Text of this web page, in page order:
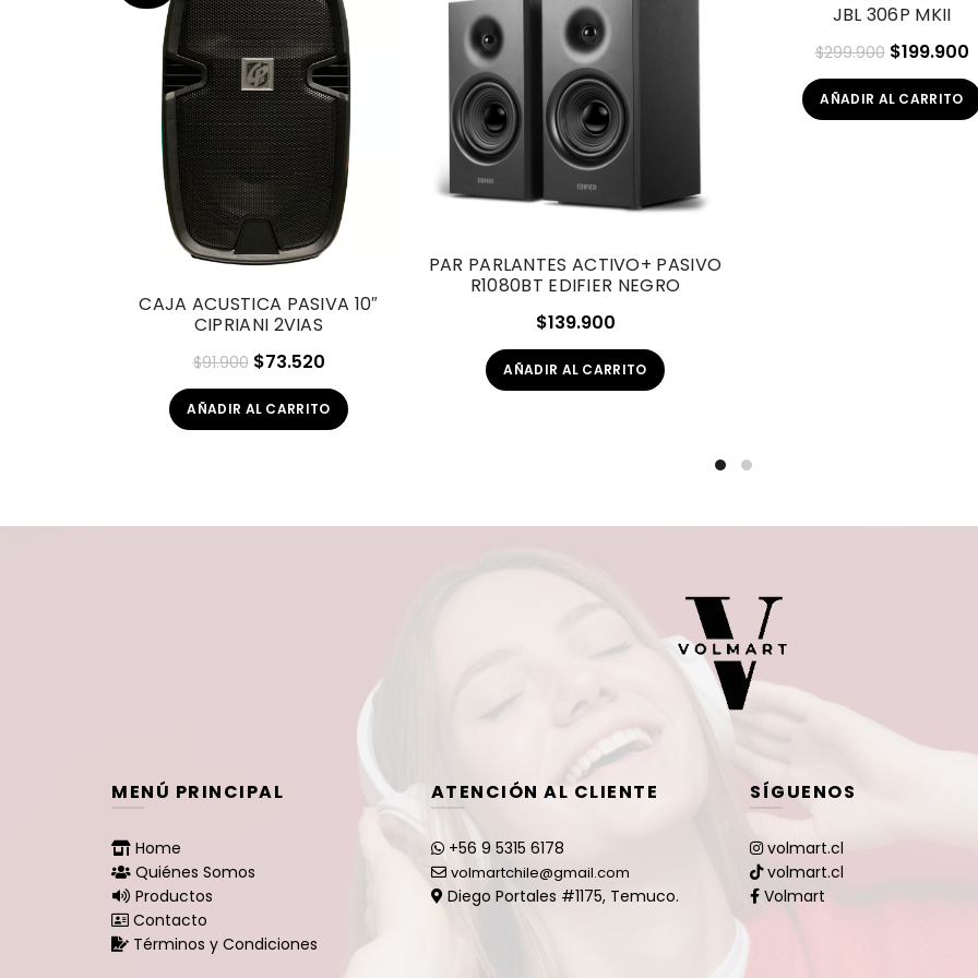
CAJA ACUSTICA PASIVA 10″
CIPRIANI 2VIAS
$91.900 El
precio
original
$73.520El
precio
actual
AÑADIR AL CARRITO
PAR PARLANTES ACTIVO+ PASIVO
R1080BT EDIFIER NEGRO
$139.900
AÑADIR AL CARRITO
JBL 306P MKII
$299.900 El
precio
original
$199.900El
AÑADIR AL CARRITO
MENÚ PRINCIPAL
Home
Quiénes Somos
Productos
Contacto
Términos y Condiciones
ATENCIÓN AL CLIENTE
+56 9 5315 6178
volmartchile@gmail.com
Diego Portales #1175, Temuco.
SÍGUENOS
volmart.cl
volmart.cl
Volmart